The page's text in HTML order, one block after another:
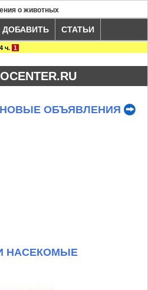
о животных
ДОБАВИТЬ СТАТЬИ
ч. 1
НОВЫЕ ОБЪЯВЛЕНИЯ
НАСЕКОМЫЕ